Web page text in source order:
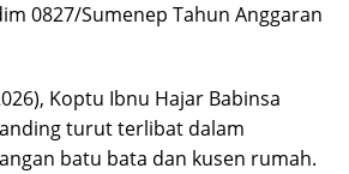
0827/Sumenep Tahun Anggaran
Koptu Ibnu Hajar Babinsa
turut terlibat dalam
batu bata dan kusen rumah.